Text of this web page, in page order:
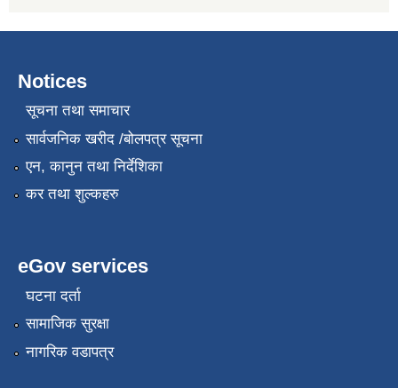
Notices
सूचना तथा समाचार
सार्वजनिक खरीद /बोलपत्र सूचना
एन, कानुन तथा निर्देशिका
कर तथा शुल्कहरु
eGov services
घटना दर्ता
सामाजिक सुरक्षा
नागरिक वडापत्र